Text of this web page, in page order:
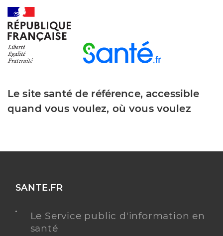
Le site santé de référence, accessible
quand vous voulez, où vous voulez
SANTE.FR
Le Service public d'information en
santé